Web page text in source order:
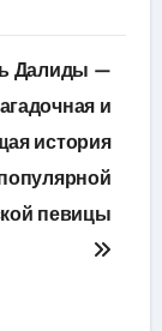
Далиды —
и
история
певицы